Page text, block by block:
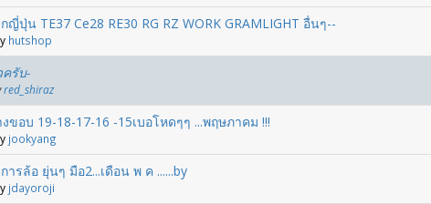
ญี่ปุ่น TE37 Ce28 RE30 RG RZ WORK GRAMLIGHT อื่นๆ--
hutshop
รับ-
red_shiraz
างขอบ 19-18-17-16 -15เบอโหดๆๆ ...พฤษภาคม !!!
jookyang
การล้อ ยุ่นๆ มือ2...เดือน พ ค ......by
jdayoroji